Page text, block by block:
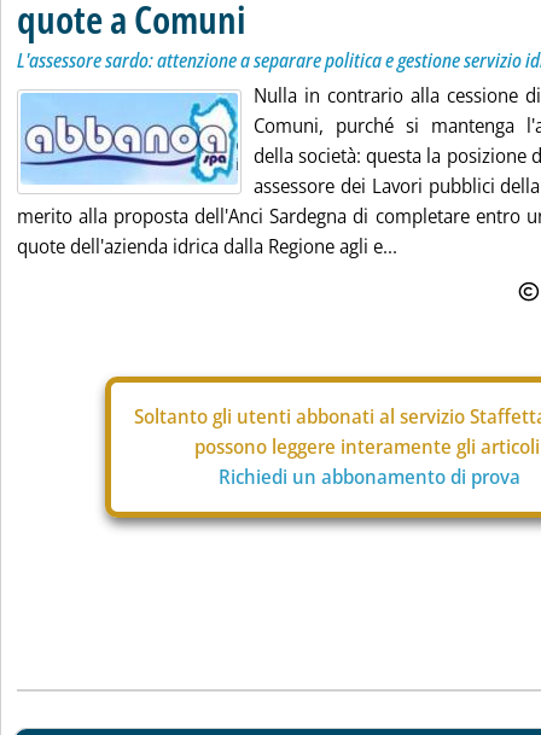
quote a Comuni
L'assessore sardo: attenzione a separare politica e gestione servizio
Nulla in contrario alla cessione
Comuni, purché si mantenga
della società: questa la posizione
assessore dei Lavori pubblici
merito alla proposta dell'Anci Sardegna di completare entro
quote dell'azienda idrica dalla Regione agli e...
Soltanto gli utenti abbonati al servizio
possono leggere interamente gli
Richiedi un abbonamento di prova